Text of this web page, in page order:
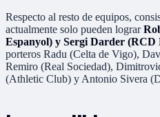
Respecto al resto de equipos,
actualmente solo pueden lograr
Espanyol) y Sergi Darder (RCD
porteros Radu (Celta de Vigo),
Remiro (Real Sociedad),
(Athletic Club) y Antonio Sivera